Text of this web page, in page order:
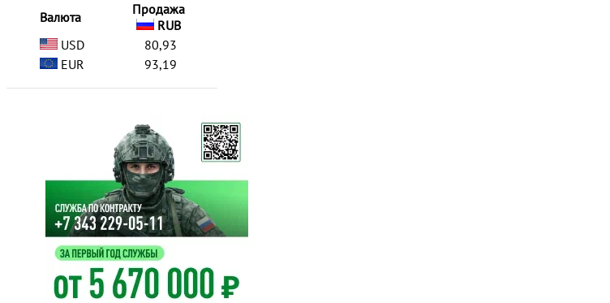
Валюта
Продажа
RUB
USD
80,93
EUR
93,19